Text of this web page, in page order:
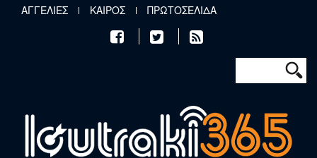
Παράκαμψη προς το κυρίως περιεχόμενο
ΑΓΓΕΛΙΕΣ ΚΑΙΡΟΣ ΠΡΩΤΟΣΕΛΙΔΑ
Φόρμα
Αναζήτηση